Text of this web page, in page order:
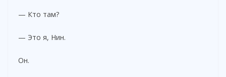
— Кто там?
— Это я, Нин.
Он.